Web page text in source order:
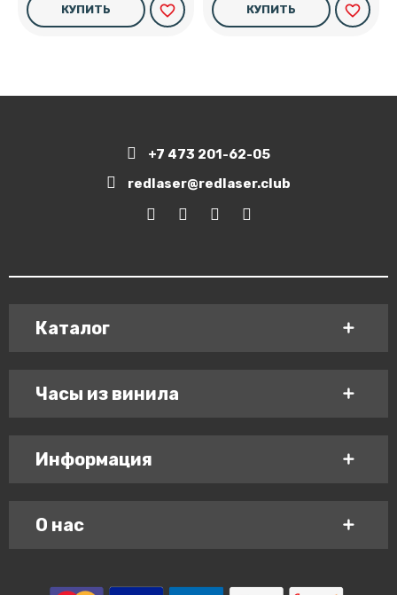
КУПИТЬ favorite_border КУПИТЬ favorite_border
+7 473 201-62-05
redlaser@redlaser.club
Каталог
Часы из винила
Информация
О нас